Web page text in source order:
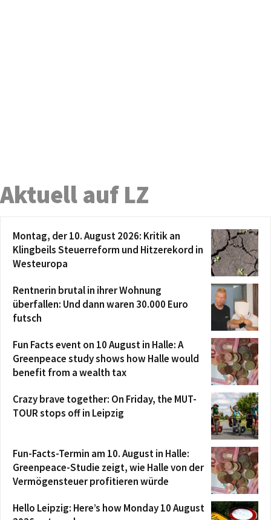
Aktuell auf LZ
Montag, der 10. August 2026: Kritik an
Klingbeils Steuerreform und Hitzerekord in
Westeuropa
Rentnerin brutal in ihrer Wohnung
überfallen: Und dann waren 30.000 Euro
futsch
Fun Facts event on 10 August in Halle: A
Greenpeace study shows how Halle would
benefit from a wealth tax
Crazy brave together: On Friday, the MUT-
TOUR stops off in Leipzig
Fun-Facts-Termin am 10. August in Halle:
Greenpeace-Studie zeigt, wie Halle von der
Vermögensteuer profitieren würde
Hello Leipzig: Here’s how Monday 10 August